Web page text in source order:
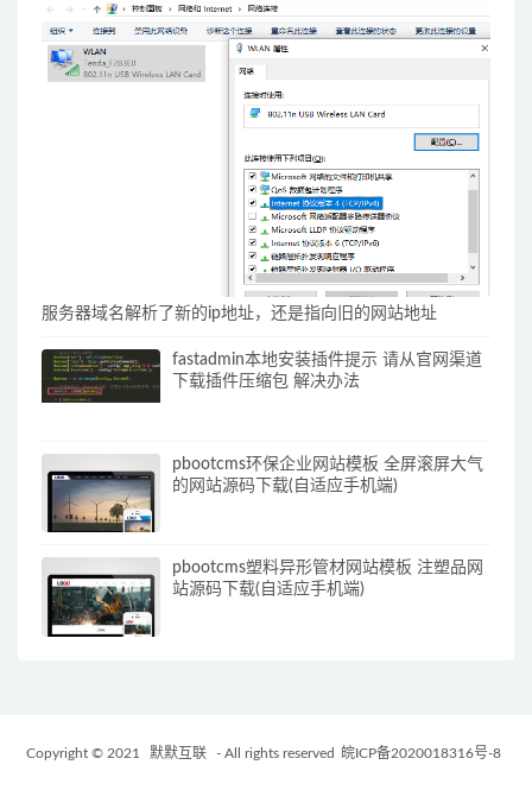
服务器域名解析了新的ip地址，还是指向旧的网站地址
fastadmin本地安装插件提示 请从官网渠道
下载插件压缩包 解决办法
pbootcms环保企业网站模板 全屏滚屏大气
的网站源码下载(自适应手机端)
pbootcms塑料异形管材网站模板 注塑品网
站源码下载(自适应手机端)
Copyright © 2021 默默互联 - All rights reserved 皖ICP备2020018316号-8